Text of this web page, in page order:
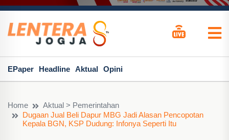
EPaper Headline Aktual Opini
Home
Aktual > Pemerintahan
Dugaan Jual Beli Dapur MBG Jadi Alasan Pencopotan
Kepala BGN, KSP Dudung: Infonya Seperti Itu